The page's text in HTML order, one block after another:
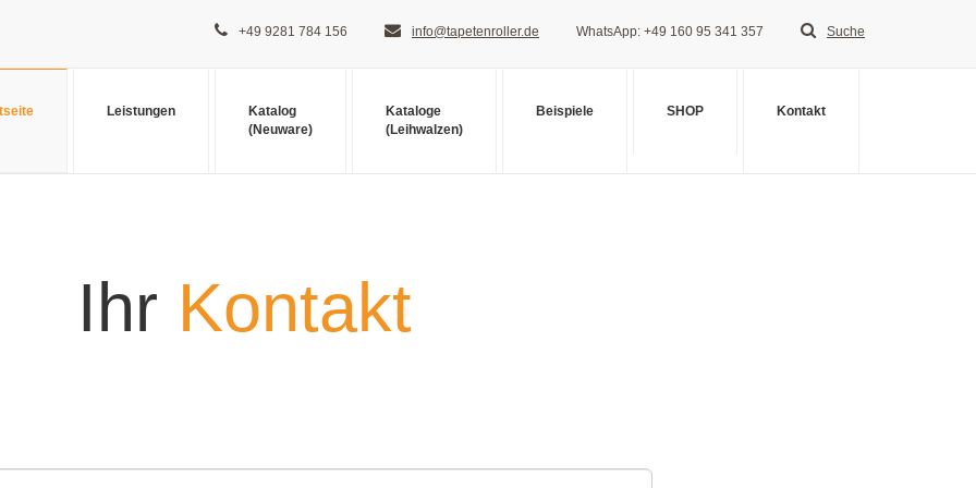
+49 9281 784 156 info@tapetenroller.de WhatsApp: +49 160 95 341 357 Suche
Leistungen
Katalog
(Neuware)
Kataloge
(Leihwalzen)
Beispiele SHOP Kontakt
Ihr Kontakt